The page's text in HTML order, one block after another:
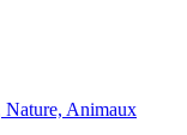
Nature, Animaux